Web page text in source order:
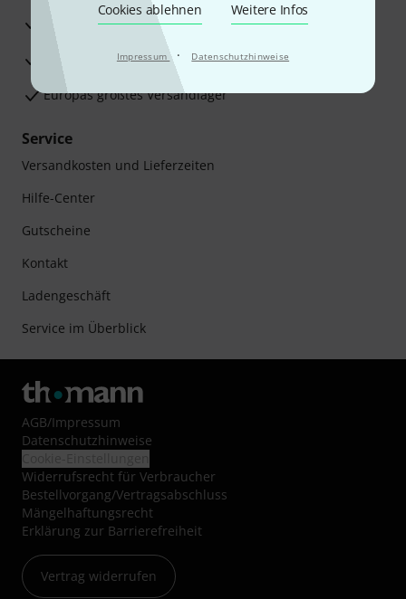
Cookies ablehnen Weitere Infos
Impressum · Datenschutzhinweise
Beratung durch Fachexperten
Zufriedenheitsgarantie
Europas größtes Versandlager
Service
Versandkosten und Lieferzeiten
Hilfe-Center
Gutscheine
Kontakt
Ladengeschäft
Service im Überblick
AGB/Impressum
Datenschutzhinweise
Widerrufsrecht für Verbraucher
Bestellvorgang/Vertragsabschluss
Mängelhaftungsrecht
Erklärung zur Barrierefreiheit
Vertrag widerrufen